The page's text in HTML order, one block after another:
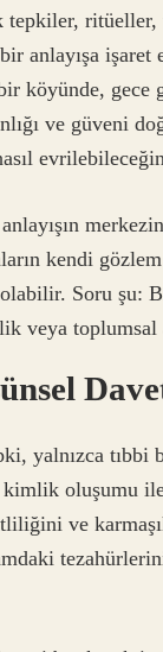
ritüeller,
anlayışa
köyünde,
ve güveni
kendi
Soru şu:
veya toplumsal
yalnızca
oluşumu ile
ve